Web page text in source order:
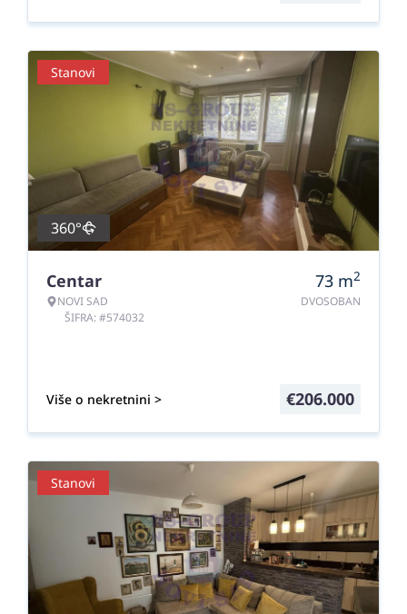
Stanovi
360°
Centar
NOVI SAD
ŠIFRA: #574032
73 m2
DVOSOBAN
Više o nekretnini > €206.000
Stanovi